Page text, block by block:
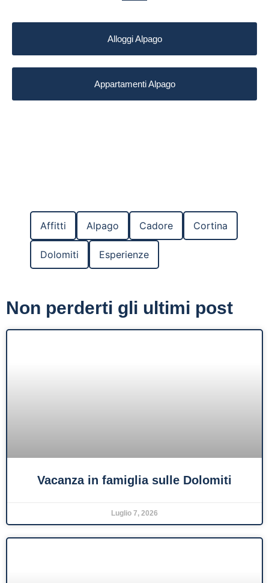
Alloggi Alpago
Appartamenti Alpago
Affitti Alpago Cadore Cortina
Dolomiti Esperienze
Non perderti gli ultimi post
Vacanza in famiglia sulle Dolomiti
Luglio 7, 2026